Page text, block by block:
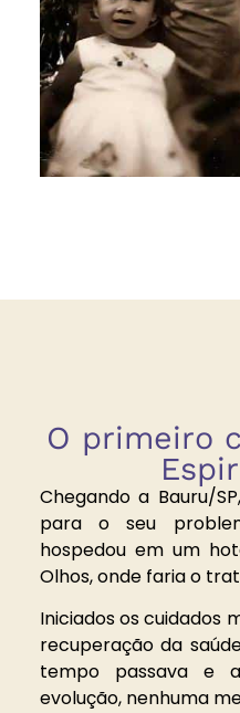
O primeiro
Chegando a Bauru/
para o seu
hospedou em um
Olhos, onde faria o
Iniciados os cuidados
recuperação da
tempo passava e
evolução, nenhuma